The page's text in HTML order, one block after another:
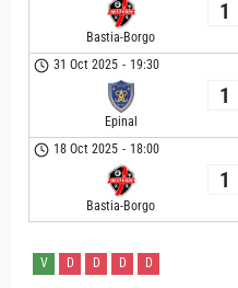
Bastia-Borgo
1
31 Oct 2025 - 19:30
Epinal
1
18 Oct 2025 - 18:00
Bastia-Borgo
1
V D D D D